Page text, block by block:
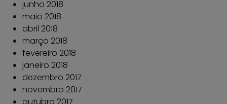
junho 2018
maio 2018
abril 2018
março 2018
fevereiro 2018
janeiro 2018
dezembro 2017
novembro 2017
outubro 2017